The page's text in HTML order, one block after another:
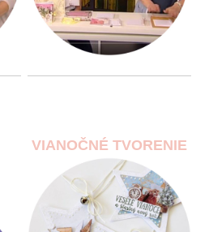
VIANOČNÉ TVORENIE